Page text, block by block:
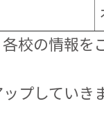
校の情報を
プしていき